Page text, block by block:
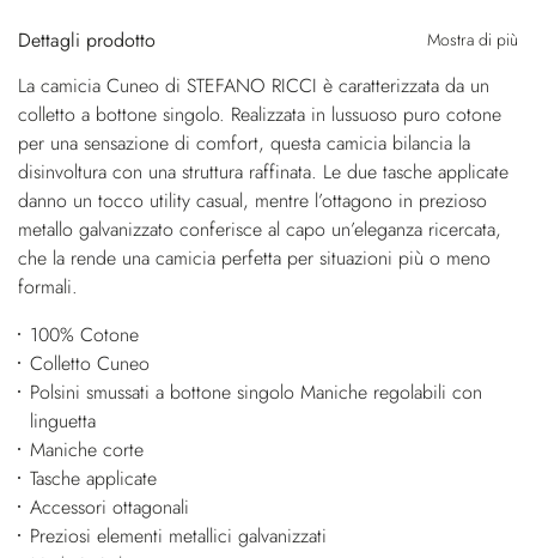
Dettagli prodotto Mostra di più
La camicia Cuneo di STEFANO RICCI è caratterizzata da un
colletto a bottone singolo. Realizzata in lussuoso puro cotone
per una sensazione di comfort, questa camicia bilancia la
disinvoltura con una struttura raffinata. Le due tasche applicate
danno un tocco utility casual, mentre l’ottagono in prezioso
metallo galvanizzato conferisce al capo un’eleganza ricercata,
che la rende una camicia perfetta per situazioni più o meno
formali.
100% Cotone
Colletto Cuneo
Polsini smussati a bottone singolo Maniche regolabili con
linguetta
Maniche corte
Tasche applicate
Accessori ottagonali
Preziosi elementi metallici galvanizzati